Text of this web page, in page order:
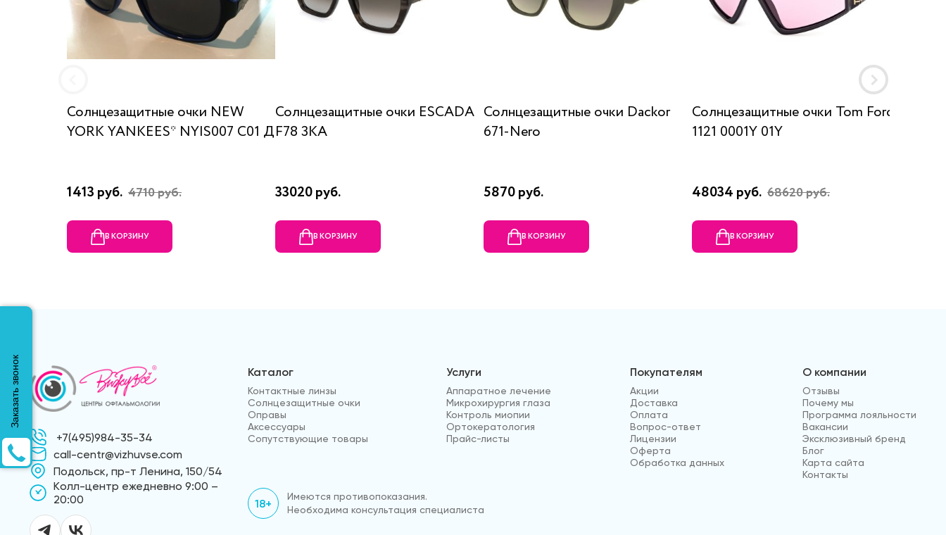
Солнцезащитные очки NEW
YORK YANKEES* NYIS007 C01 Д
1413 руб. 4710 руб.
В КОРЗИНУ
Солнцезащитные очки ESCADA
F78 3KA
33020 руб.
В КОРЗИНУ
Солнцезащитные очки Dackor
671-Nero
5870 руб.
В КОРЗИНУ
Солнцезащитные очки Tom Ford
1121 0001Y 01Y
48034 руб. 68620 руб.
В КОРЗИНУ
+7(495)984-35-34
call-centr@vizhuvse.com
Подольск, пр-т Ленина, 150/54
Kолл-центр ежедневно 9:00 –
20:00
Каталог
Контактные линзы
Солнцезащитные очки
Оправы
Аксессуары
Сопутствующие товары
Услуги
Аппаратное лечение
Микрохирургия глаза
Контроль миопии
Ортокератология
Прайс-листы
Покупателям
Акции
Доставка
Оплата
Вопрос-ответ
Лицензии
Оферта
Обработка данных
О компании
Отзывы
Почему мы
Программа лояльности
Вакансии
Эксклюзивный бренд
Блог
Карта сайта
Контакты
18+
Имеются противопоказания.
Необходима консультация специалиста
Заказать звонок